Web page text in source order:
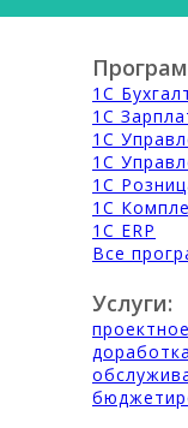
1С
1С
1С
1С
1С
1С
1С ERP
Все
Услуги: